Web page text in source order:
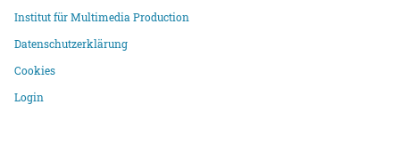
Institut für Multimedia Production
Datenschutzerklärung
Cookies
Login